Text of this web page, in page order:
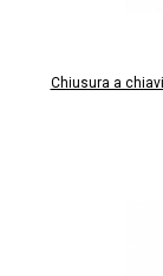
Chiusura a